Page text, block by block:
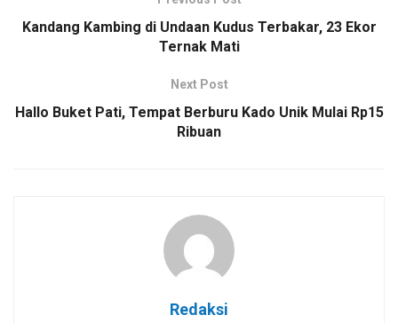
Kandang Kambing di Undaan Kudus Terbakar, 23 Ekor
Ternak Mati
Next Post
Hallo Buket Pati, Tempat Berburu Kado Unik Mulai Rp15
Ribuan
Redaksi